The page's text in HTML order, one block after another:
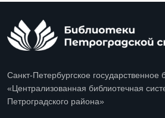
Санкт-Петербургское
«Централизованная библиотечная
Петроградского района»